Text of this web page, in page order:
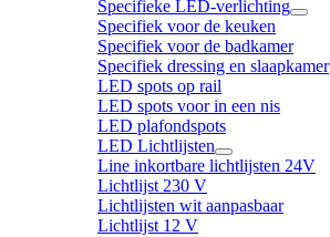
Specifieke LED-verlichting
Specifiek voor de keuken
Specifiek voor de badkamer
Specifiek dressing en slaapkamer
LED spots op rail
LED spots voor in een nis
LED plafondspots
LED Lichtlijsten
Line inkortbare lichtlijsten 24V
Lichtlijst 230 V
Lichtlijsten wit aanpasbaar
Lichtlijst 12 V